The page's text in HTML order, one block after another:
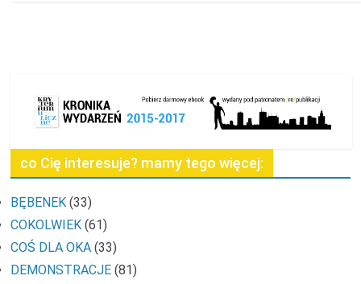
co Cię interesuje? mamy tego więcej:
BĘBENEK (33)
COKOLWIEK (61)
COŚ DLA OKA (33)
DEMONSTRACJE (81)